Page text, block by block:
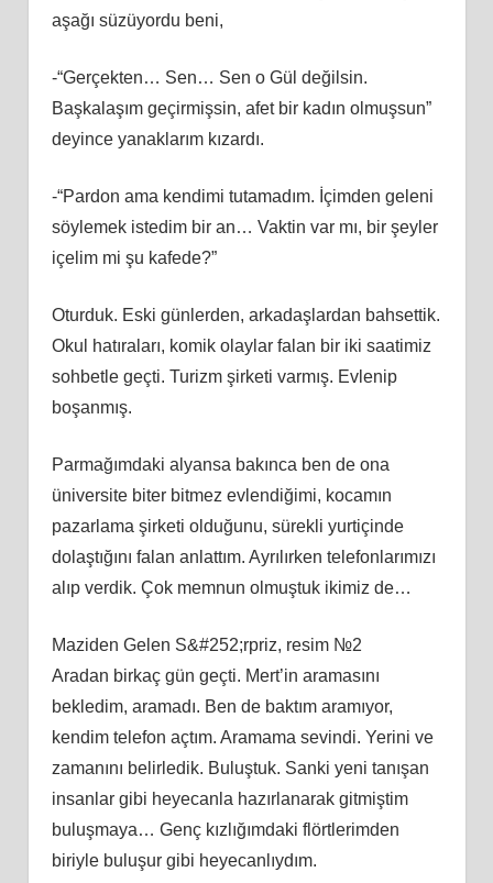
aşağı süzüyordu beni,
-“Gerçekten… Sen… Sen o Gül değilsin.
Başkalaşım geçirmişsin, afet bir kadın olmuşsun”
deyince yanaklarım kızardı.
-“Pardon ama kendimi tutamadım. İçimden geleni
söylemek istedim bir an… Vaktin var mı, bir şeyler
içelim mi şu kafede?”
Oturduk. Eski günlerden, arkadaşlardan bahsettik.
Okul hatıraları, komik olaylar falan bir iki saatimiz
sohbetle geçti. Turizm şirketi varmış. Evlenip
boşanmış.
Parmağımdaki alyansa bakınca ben de ona
üniversite biter bitmez evlendiğimi, kocamın
pazarlama şirketi olduğunu, sürekli yurtiçinde
dolaştığını falan anlattım. Ayrılırken telefonlarımızı
alıp verdik. Çok memnun olmuştuk ikimiz de…
Maziden Gelen S&#252;rpriz, resim №2
Aradan birkaç gün geçti. Mert’in aramasını
bekledim, aramadı. Ben de baktım aramıyor,
kendim telefon açtım. Aramama sevindi. Yerini ve
zamanını belirledik. Buluştuk. Sanki yeni tanışan
insanlar gibi heyecanla hazırlanarak gitmiştim
buluşmaya… Genç kızlığımdaki flörtlerimden
biriyle buluşur gibi heyecanlıydım.